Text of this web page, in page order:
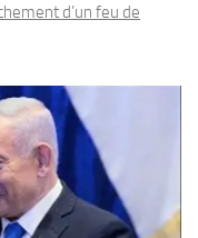
d’un feu de